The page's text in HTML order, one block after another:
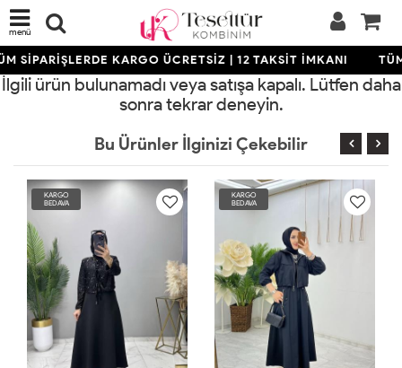
menü
SİPARİŞLERDE KARGO ÜCRETSİZ | 12 TAKSİT İMKANI
İlgili ürün bulunamadı veya satışa kapalı. Lütfen daha
sonra tekrar deneyin.
Bu Ürünler İlginizi Çekebilir
KARGO
BEDAVA
KARGO
BEDAVA